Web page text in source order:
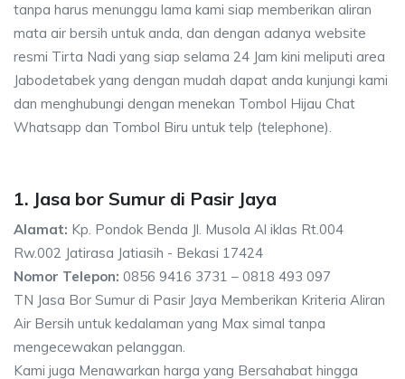
tanpa harus menunggu lama kami siap memberikan aliran
mata air bersih untuk anda, dan dengan adanya website
resmi Tirta Nadi yang siap selama 24 Jam kini meliputi area
Jabodetabek yang dengan mudah dapat anda kunjungi kami
dan menghubungi dengan menekan Tombol Hijau Chat
Whatsapp dan Tombol Biru untuk telp (telephone).
1. Jasa bor Sumur di Pasir Jaya
Alamat: Kp. Pondok Benda Jl. Musola Al iklas Rt.004
Rw.002 Jatirasa Jatiasih - Bekasi 17424
Nomor Telepon: 0856 9416 3731 – 0818 493 097
TN Jasa Bor Sumur di Pasir Jaya Memberikan Kriteria Aliran
Air Bersih untuk kedalaman yang Max simal tanpa
mengecewakan pelanggan.
Kami juga Menawarkan harga yang Bersahabat hingga